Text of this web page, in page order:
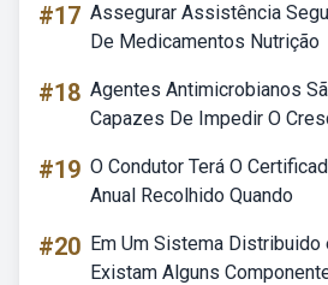
#17 Assegurar Assistência
De Medicamentos Nutrição
#18 Agentes Antimicrobianos
Capazes De Impedir O
#19 O Condutor Terá O
Anual Recolhido Quando
#20 Em Um Sistema
Existam Alguns